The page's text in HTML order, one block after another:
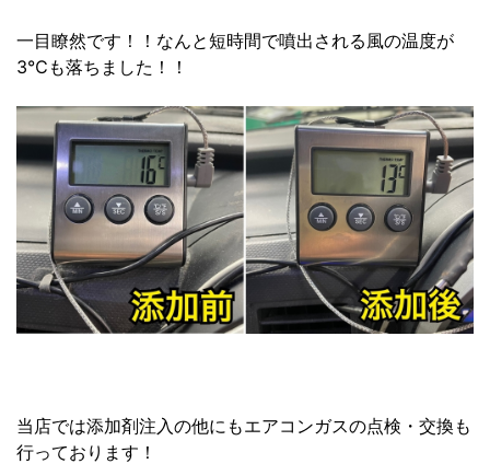
一目瞭然です！！なんと短時間で噴出される風の温度が
3℃も落ちました！！
当店では添加剤注入の他にもエアコンガスの点検・交換も
行っております！